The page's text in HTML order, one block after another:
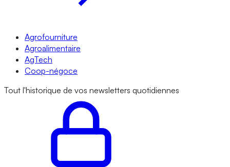
Agrofourniture
Agroalimentaire
AgTech
Coop-négoce
Tout l'historique de vos newsletters quotidiennes